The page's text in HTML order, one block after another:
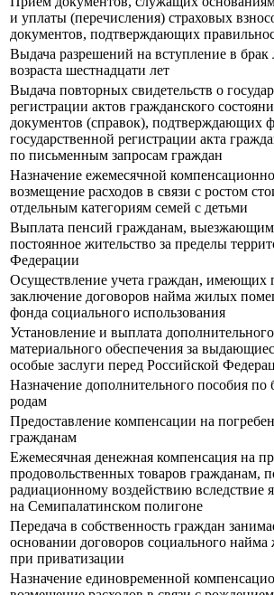
и уплаты (перечисления) страховых
документов, подтверждающих
Выдача разрешений на вступление в
возраста шестнадцати лет
Выдача повторных свидетельств о
регистрации актов гражданского
документов (справок), подтверждающих
государственной регистрации акта
по письменным запросам граждан
Назначение ежемесячной
возмещение расходов в связи с ростом
отдельным категориям семей с детьми
Выплата пенсий гражданам,
постоянное жительство за пределы
Федерации
Осуществление учета граждан, имеющих
заключение договоров найма жилых
фонда социального использования
Установление и выплата
материального обеспечения за
особые заслуги перед Российской
Назначение дополнительного пособия по
родам
Предоставление компенсации на
гражданам
Ежемесячная денежная компенсация на
продовольственных товаров гражданам,
радиационному воздействию вследствие
на Семипалатинском полигоне
Передача в собственность граждан
основании договоров социального
при приватизации
Назначение единовременной